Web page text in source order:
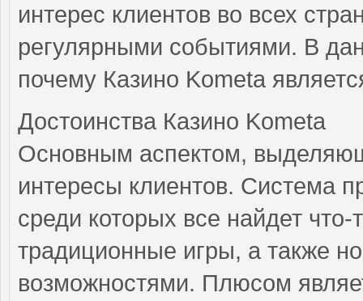
интерес клиентов во всех
регулярными событиями. В
почему Казино Kometa
Достоинства Казино Kometa
Основным аспектом,
интересы клиентов. Система
среди которых все найдет
традиционные игры, а также
возможностями. Плюсом